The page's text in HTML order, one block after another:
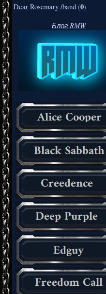
Dear Rosemary /band (0)
Блог RMW